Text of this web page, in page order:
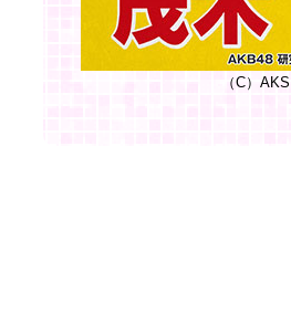
（C）